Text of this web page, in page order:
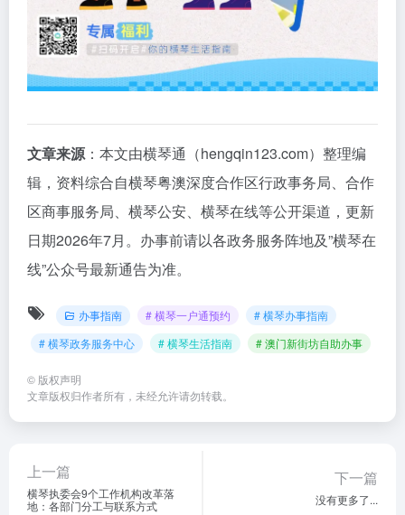
文章来源：本文由横琴通（hengqin123.com）整理编
辑，资料综合自横琴粤澳深度合作区行政事务局、合作
区商事服务局、横琴公安、横琴在线等公开渠道，更新
日期2026年7月。办事前请以各政务服务阵地及”横琴在
线”公众号最新通告为准。
办事指南 # 横琴一户通预约
# 横琴办事指南
# 横琴政务服务中心
# 横琴生活指南 # 澳门新街坊自助办事
© 版权声明
文章版权归作者所有，未经允许请勿转载。
上一篇
横琴执委会9个工作机构改革落
地：各部门分工与联系方式
下一篇
没有更多了...